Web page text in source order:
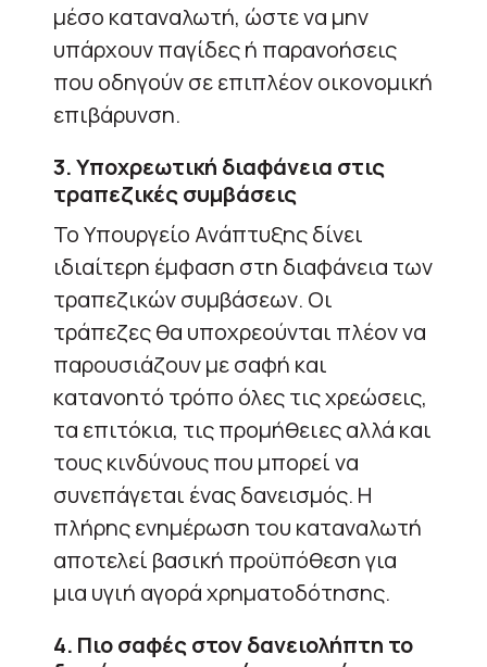
μέσο καταναλωτή, ώστε να μην
υπάρχουν παγίδες ή παρανοήσεις
που οδηγούν σε επιπλέον οικονομική
επιβάρυνση.
3. Υποχρεωτική διαφάνεια στις
τραπεζικές συμβάσεις
Το Υπουργείο Ανάπτυξης δίνει
ιδιαίτερη έμφαση στη διαφάνεια των
τραπεζικών συμβάσεων. Οι
τράπεζες θα υποχρεούνται πλέον να
παρουσιάζουν με σαφή και
κατανοητό τρόπο όλες τις χρεώσεις,
τα επιτόκια, τις προμήθειες αλλά και
τους κινδύνους που μπορεί να
συνεπάγεται ένας δανεισμός. Η
πλήρης ενημέρωση του καταναλωτή
αποτελεί βασική προϋπόθεση για
μια υγιή αγορά χρηματοδότησης.
4. Πιο σαφές στον δανειολήπτη το